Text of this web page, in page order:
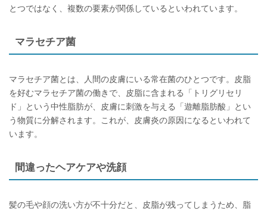
とつではなく、複数の要素が関係しているといわれています。
マラセチア菌
マラセチア菌とは、人間の皮膚にいる常在菌のひとつです。皮脂
を好むマラセチア菌の働きで、皮脂に含まれる「トリグリセリ
ド」という中性脂肪が、皮膚に刺激を与える「遊離脂肪酸」とい
う物質に分解されます。これが、皮膚炎の原因になるといわれて
います。
間違ったヘアケアや洗顔
髪の毛や顔の洗い方が不十分だと、皮脂が残ってしまうため、脂